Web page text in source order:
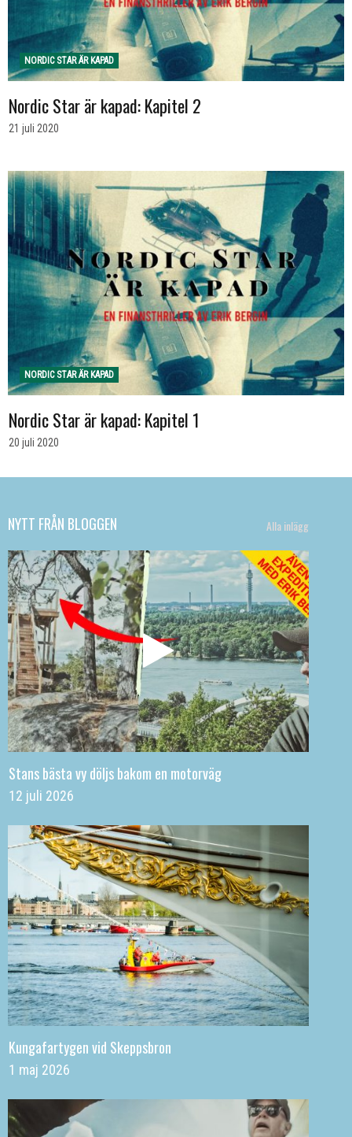
NORDIC STAR ÄR KAPAD
Nordic Star är kapad: Kapitel 2
21 juli 2020
NORDIC STAR ÄR KAPAD
Nordic Star är kapad: Kapitel 1
20 juli 2020
NYTT FRÅN BLOGGEN Alla inlägg
Stans bästa vy döljs bakom en motorväg
12 juli 2026
Kungafartygen vid Skeppsbron
1 maj 2026